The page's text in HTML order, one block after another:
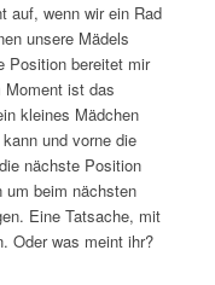
auf, wenn wir ein Rad
unsere Mädels
Position bereitet mir
Moment ist das
kleines Mädchen
und vorne die
nächste Position
um beim nächsten
Eine Tatsache, mit
Oder was meint ihr?